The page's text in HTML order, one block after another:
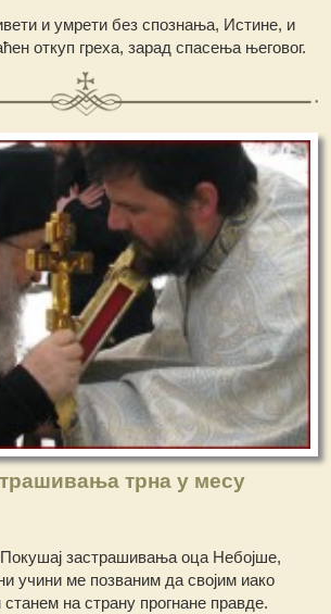
и умрети без спознања, Истине, и
откуп греха, зарад спасења његовог.
трна у месу
застрашивања оца Небојше,
учини ме позваним да својим иако
на страну прогнане правде.